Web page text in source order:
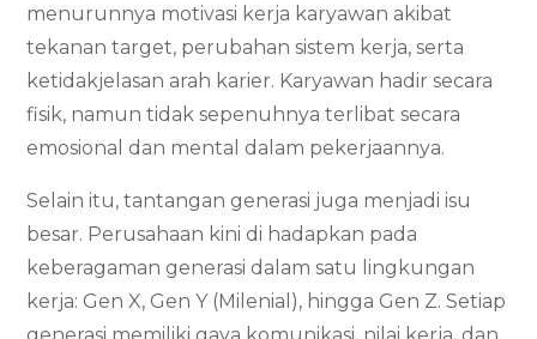
menurunnya motivasi kerja karyawan akibat
tekanan target, perubahan sistem kerja, serta
ketidakjelasan arah karier. Karyawan hadir secara
fisik, namun tidak sepenuhnya terlibat secara
emosional dan mental dalam pekerjaannya.
Selain itu, tantangan generasi juga menjadi isu
besar. Perusahaan kini di hadapkan pada
keberagaman generasi dalam satu lingkungan
kerja: Gen X, Gen Y (Milenial), hingga Gen Z. Setiap